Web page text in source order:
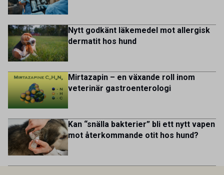
lives for patients and […]
Nytt godkänt läkemedel mot allergisk
dermatit hos hund
Mirtazapin – en växande roll inom
veterinär gastroenterologi
Kan “snälla bakterier” bli ett nytt vapen
mot återkommande otit hos hund?